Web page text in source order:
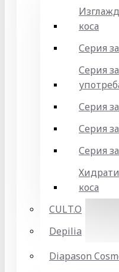
коса
Серия
Серия
Серия
Серия
Серия
коса
CULT.O
Depilia
Diapason